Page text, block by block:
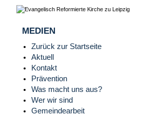
MEDIEN
Zurück zur Startseite
Aktuell
Kontakt
Prävention
Was macht uns aus?
Wer wir sind
Gemeindearbeit